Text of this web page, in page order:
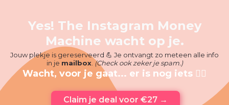
Yes! The Instagram Money
Machine wacht op je.
Jouw plekje is gereserveerd 💪 Je ontvangt zo meteen alle info
in je mailbox. (Check ook zeker je spam.)
Wacht, voor je gaat... er is nog iets 👇🏼
Claim je deal voor €27 →